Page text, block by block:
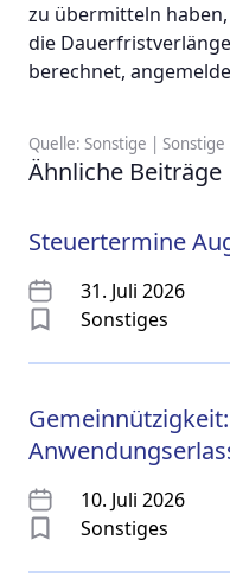
zu übermitteln
die
berechnet,
Quelle: Sonstige |
Ähnliche Beiträge
Steuertermine
31. Juli 2026
Sonstiges
10. Juli 2026
Sonstiges